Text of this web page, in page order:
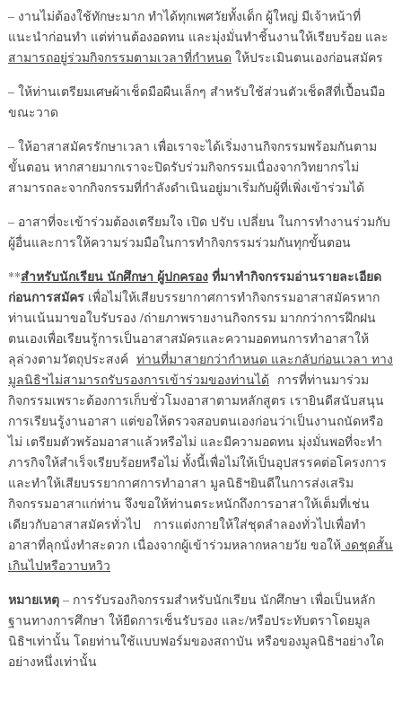
– งานไม่ต้องใช้ทักษะมาก ทำได้ทุกเพศวัยทั้งเด็ก ผู้ใหญ่ มีเจ้าหน้าที่
แนะนำก่อนทำ แต่ท่านต้องอดทน และมุ่งมั่นทำชิ้นงานให้เรียบร้อย และ
สามารถอยู่ร่วมกิจกรรมตามเวลาที่กำหนด ให้ประเมินตนเองก่อนสมัคร
– ให้ท่านเตรียมเศษผ้าเช็ดมือผืนเล็กๆ สำหรับใช้ส่วนตัวเช็ดสีที่เปื้อนมือ
ขณะวาด
– ให้อาสาสมัครรักษาเวลา เพื่อเราจะได้เริ่มงานกิจกรรมพร้อมกันตาม
ขั้นตอน หากสายมากเราจะปิดรับร่วมกิจกรรมเนื่องจากวิทยากรไม่
สามารถละจากกิจกรรมที่กำลังดำเนินอยู่มาเริ่มกับผู้ที่เพิ่งเข้าร่วมได้
– อาสาที่จะเข้าร่วมต้องเตรียมใจ เปิด ปรับ เปลี่ยน ในการทำงานร่วมกับ
ผู้อื่นและการให้ความร่วมมือในการทำกิจกรรมร่วมกันทุกขั้นตอน
**สำหรับนักเรียน นักศึกษา ผู้ปกครองที่มาทำกิจกรรมอ่านรายละเอียด
ก่อนการสมัครเพื่อไม่ให้เสียบรรยากาศการทำกิจกรรมอาสาสมัครหาก
ท่านเน้นมาขอใบรับรอง /ถ่ายภาพรายงานกิจกรรม มากกว่าการฝึกฝน
ตนเองเพื่อเรียนรู้การเป็นอาสาสมัครและความอดทนการทำอาสาให้
ลุล่วงตามวัตถุประสงค์ ท่านที่มาสายกว่ากำหนด และกลับก่อนเวลา ทาง
มูลนิธิฯไม่สามารถรับรองการเข้าร่วมของท่านได้การที่ท่านมาร่วม
กิจกรรมเพราะต้องการเก็บชั่วโมงอาสาตามหลักสูตร เรายินดีสนับสนุน
การเรียนรู้งานอาสา แต่ขอให้ตรวจสอบตนเองก่อนว่าเป็นงานถนัดหรือ
ไม่ เตรียมตัวพร้อมอาสาแล้วหรือไม่ และมีความอดทน มุ่งมั่นพอที่จะทำ
ภารกิจให้สำเร็จเรียบร้อยหรือไม่ ทั้งนี้เพื่อไม่ให้เป็นอุปสรรคต่อโครงการ
และทำให้เสียบรรยากาศการทำอาสา มูลนิธิฯยินดีในการส่งเสริม
กิจกรรมอาสาแก่ท่าน จึงขอให้ท่านตระหนักถึงการอาสาให้เต็มที่เช่น
เดียวกับอาสาสมัครทั่วไป การแต่งกายให้ใส่ชุดลำลองทั่วไปเพื่อทำ
อาสาที่ลุกนั่งทำสะดวก เนื่องจากผู้เข้าร่วมหลากหลายวัย ขอให้งดชุดสั้น
เกินไปหรือวาบหวิว
หมายเหตุ– การรับรองกิจกรรมสำหรับนักเรียน นักศึกษา เพื่อเป็นหลัก
ฐานทางการศึกษา ให้ยืดการเซ็นรับรอง และ/หรือประทับตราโดยมูล
นิธิฯเท่านั้น โดยท่านใช้แบบฟอร์มของสถาบัน หรือของมูลนิธิฯอย่างใด
อย่างหนึ่งเท่านั้น